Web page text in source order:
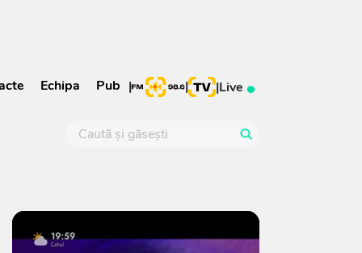
Echipa Pub | | |Live